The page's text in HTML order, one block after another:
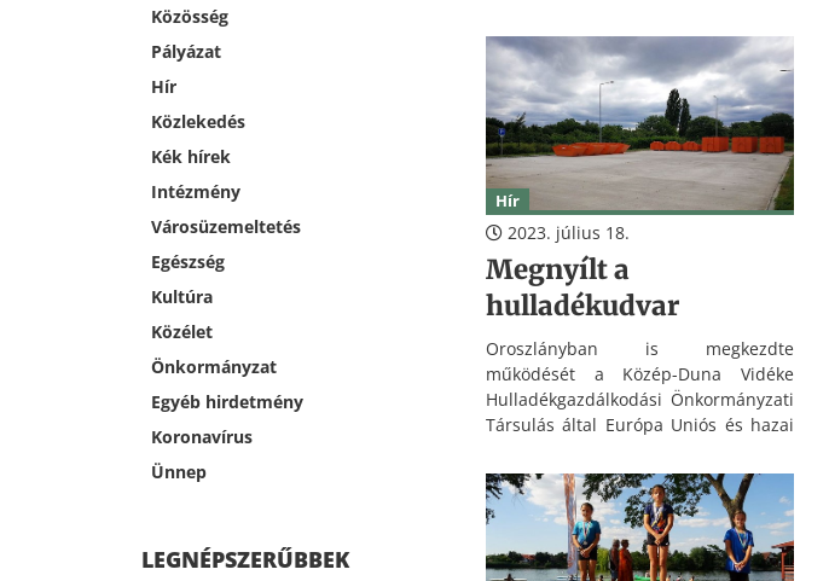
Közösség
Pályázat
Hír
Közlekedés
Kék hírek
Intézmény
Városüzemeltetés
Egészség
Kultúra
Közélet
Önkormányzat
Egyéb hirdetmény
Koronavírus
Ünnep
LEGNÉPSZERŰBBEK
Hír
2023. július 18.
Megnyílt a
hulladékudvar
Oroszlányban is megkezdte
működését a Közép-Duna Vidéke
Hulladékgazdálkodási Önkormányzati
Társulás által Európa Uniós és hazai
00002 azonosítószámú projekt
keretében megvalósult
hulladékudvar.